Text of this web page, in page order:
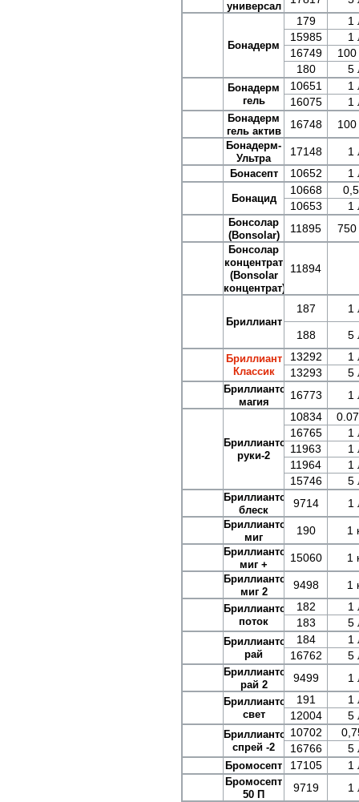
универсал
Бонадерм
179
1
15985
1
16749
180
5
Бонадерм
гель
10651
1
16075
1
Бонадерм
гель актив
16748
Бонадерм-
Ультра
17148 1
Бонасепт 10652 1
Бонацид
10668
10653
1
Бонсолар
(Bonsolar)
11895
Бонсолар
концентрат
(Bonsolar
концентрат)
11894
Бриллиант
187 1
188 5
Бриллиант
Классик
13292
1
13293
5
Бриллиантовая
магия
16773 1
Бриллиантовые
руки-2
10834
16765
1
11963
1
11964
1
15746
5
Бриллиантовый
блеск
9714 1
Бриллиантовый
миг
190 1
Бриллиантовый
миг +
15060 1
Бриллиантовый
миг 2
9498 1
Бриллиантовый
поток
182
1
183
5
Бриллиантовый
рай
184
1
16762
5
Бриллиантовый
рай 2
9499 1
Бриллиантовый
свет
191
1
12004
5
Бриллиантовый
спрей -2
10702
16766
5
Бромосепт 17105 1
Бромосепт
50 П
9719 1